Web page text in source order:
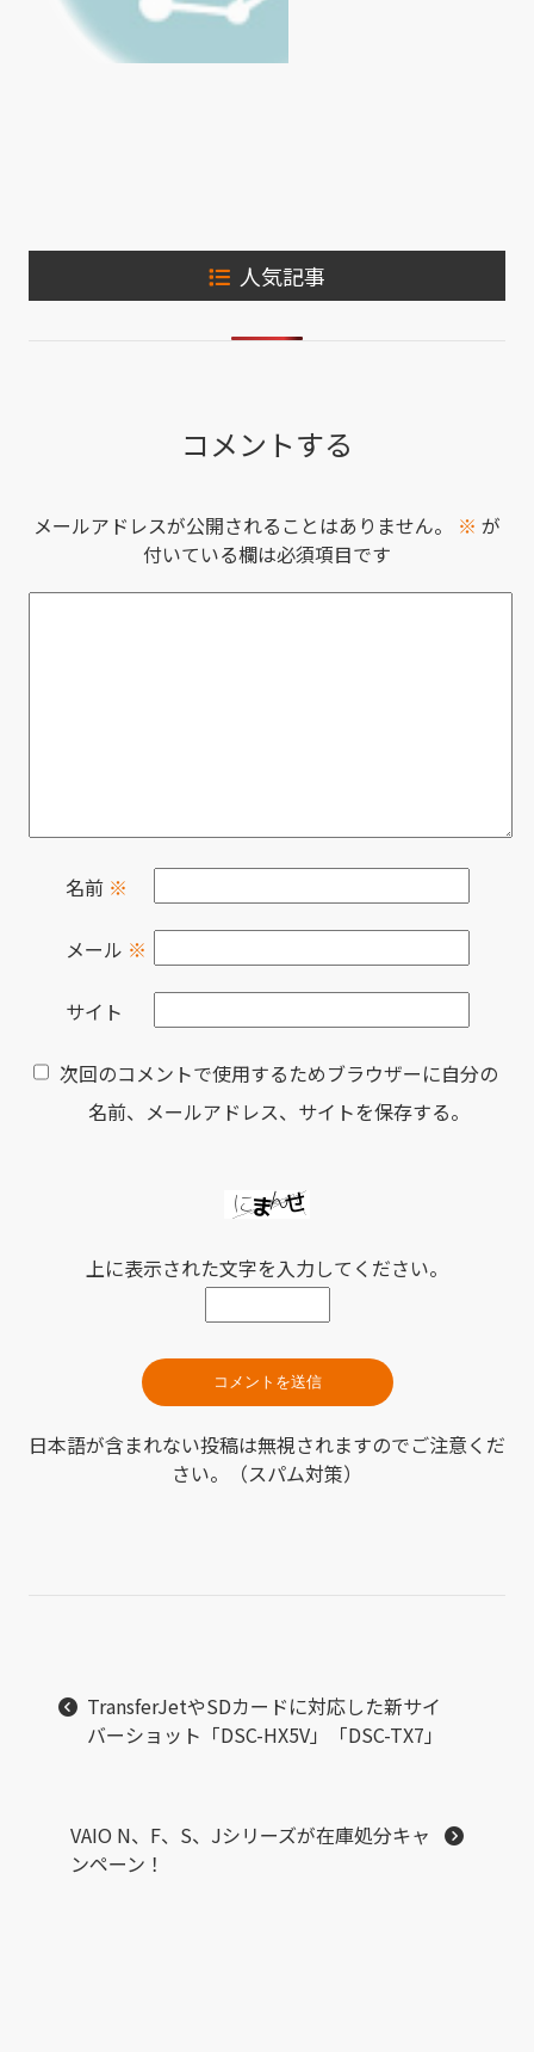
人気記事
コメントする
メールアドレスが公開されることはありません。 ※ が
付いている欄は必須項目です
名前 ※
メール ※
サイト
次回のコメントで使用するためブラウザーに自分の
名前、メールアドレス、サイトを保存する。
上に表示された文字を入力してください。
日本語が含まれない投稿は無視されますのでご注意くだ
さい。（スパム対策）
TransferJetやSDカードに対応した新サイ
バーショット「DSC-HX5V」「DSC-TX7」
VAIO N、F、S、Jシリーズが在庫処分キャ
ンペーン！